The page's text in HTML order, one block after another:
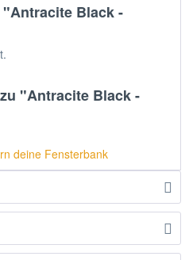
Black -
"Antracite Black -
deine Fensterbank